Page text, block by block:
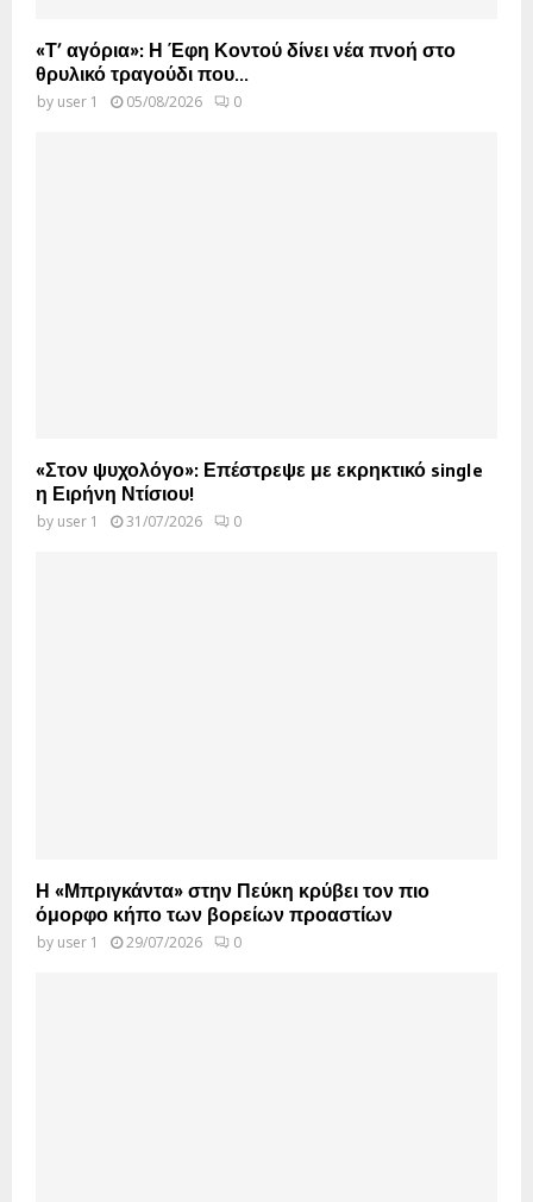
«Τ’ αγόρια»: Η Έφη Κοντού δίνει νέα πνοή στο
θρυλικό τραγούδι που...
by user 1 05/08/2026 0
«Στον ψυχολόγο»: Επέστρεψε με εκρηκτικό single
η Ειρήνη Ντίσιου!
by user 1 31/07/2026 0
Η «Μπριγκάντα» στην Πεύκη κρύβει τον πιο
όμορφο κήπο των βορείων προαστίων
by user 1 29/07/2026 0